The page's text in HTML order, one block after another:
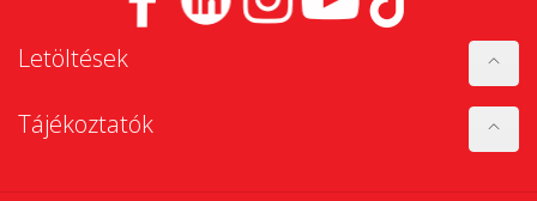
Letöltések
Tájékoztatók